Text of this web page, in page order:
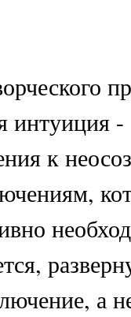
интуиция -
к
а